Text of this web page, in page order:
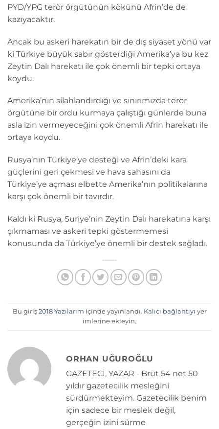
PYD/YPG terör örgütünün kökünü Afrin’de de
kazıyacaktır.
Ancak bu askeri harekatın bir de dış siyaset yönü var
ki Türkiye büyük sabır gösterdiği Amerika’ya bu kez
Zeytin Dalı harekatı ile çok önemli bir tepki ortaya
koydu.
Amerika’nın silahlandırdığı ve sınırımızda terör
örgütüne bir ordu kurmaya çalıştığı günlerde buna
asla izin vermeyeceğini çok önemli Afrin harekatı ile
ortaya koydu.
Rusya’nın Türkiye’ye desteği ve Afrin’deki kara
güçlerini geri çekmesi ve hava sahasını da
Türkiye’ye açması elbette Amerika’nın politikalarına
karşı çok önemli bir tavırdır.
Kaldı ki Rusya, Suriye’nin Zeytin Dalı harekatına karşı
çıkmaması ve askeri tepki göstermemesi
konusunda da Türkiye’ye önemli bir destek sağladı.
Bu giriş 2018 Yazılarım içinde yayınlandı. Kalıcı bağlantıyı yer
imlerine ekleyin.
ORHAN UĞUROĞLU
GAZETECİ, YAZAR - Brüt 54 net 50
yıldır gazetecilik mesleğini
sürdürmekteyim. Gazetecilik benim
için sadece bir meslek değil,
gerçeğin izini sürme